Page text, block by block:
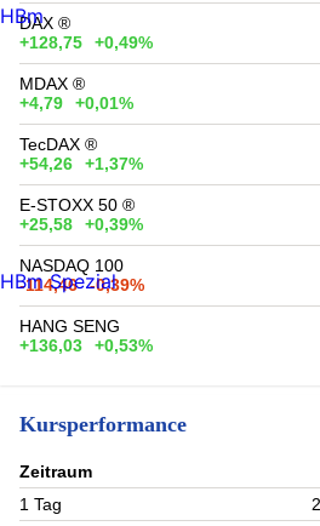
DAX ®
+128,75
+0,49%
MDAX ®
+4,79
+0,01%
TecDAX ®
+54,26
+1,37%
E-STOXX 50 ®
+25,58
+0,39%
NASDAQ 100
-114,46
-0,39%
HANG SENG
+136,03
+0,53%
Kursperformance
Zeitraum
1 Tag
HBm
HBm Spezial